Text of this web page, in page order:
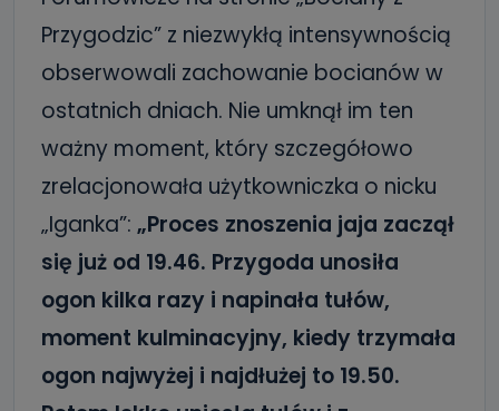
Przygodzic” z niezwykłą intensywnością
obserwowali zachowanie bocianów w
ostatnich dniach. Nie umknął im ten
ważny moment, który szczegółowo
zrelacjonowała użytkowniczka o nicku
„Iganka”: „Proces znoszenia jaja zaczął
się już od 19.46. Przygoda unosiła
ogon kilka razy i napinała tułów,
moment kulminacyjny, kiedy trzymała
ogon najwyżej i najdłużej to 19.50.